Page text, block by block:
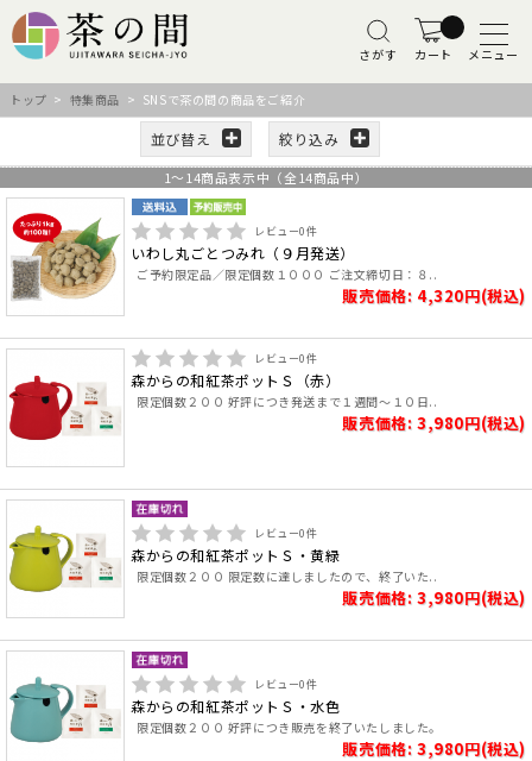
さがす カート メニュー
トップ > 特集商品 > SNSで茶の間の商品をご紹介
並び替え 絞り込み
1～ 14商品表示中（全 14商品中）
レビュー0件
いわし丸ごとつみれ（９月発送）
ご予約限定品／限定個数１０００ ご注文締切日：８..
販売価格: 4,320円(税込)
レビュー0件
森からの和紅茶ポットＳ（赤）
限定個数２００ 好評につき発送まで１週間～１０日..
販売価格: 3,980円(税込)
レビュー0件
森からの和紅茶ポットＳ・黄緑
限定個数２００ 限定数に達しましたので、終了いた..
販売価格: 3,980円(税込)
レビュー0件
森からの和紅茶ポットＳ・水色
限定個数２００ 好評につき販売を終了いたしました。
販売価格: 3,980円(税込)